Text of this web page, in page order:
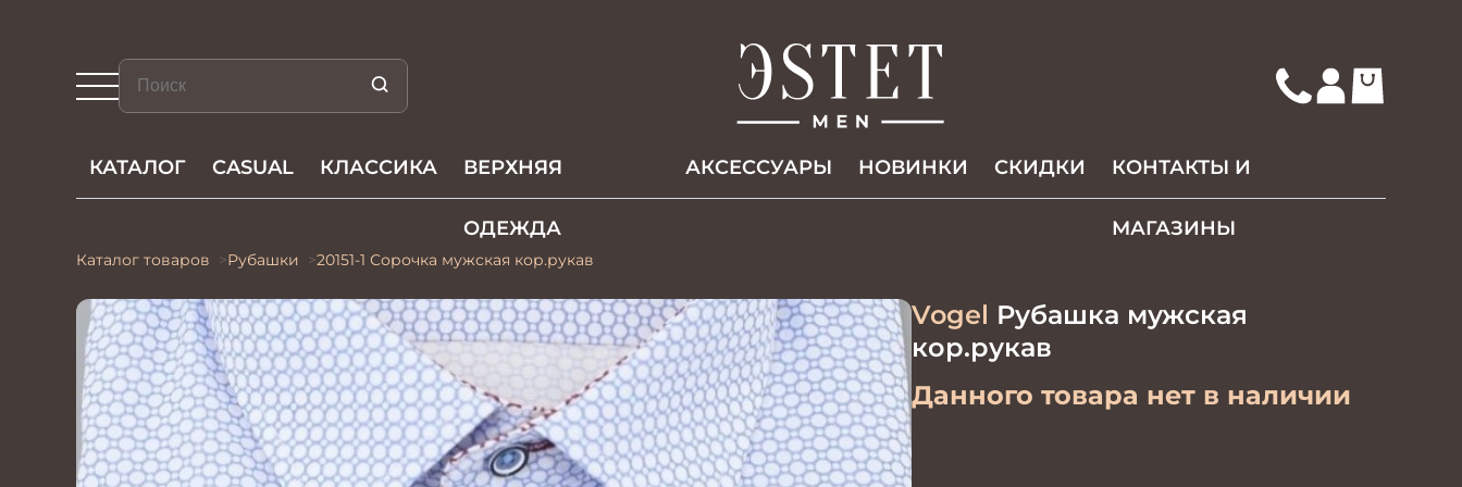
КАТАЛОГ CASUAL КЛАССИКА ВЕРХНЯЯ
ОДЕЖДА
АКCЕССУАРЫ НОВИНКИ СКИДКИ КОНТАКТЫ И
МАГАЗИНЫ
Каталог товаров Рубашки 20151-1 Сорочка мужская кор.рукав
Vogel Рубашка мужская
кор.рукав
Данного товара нет в наличии